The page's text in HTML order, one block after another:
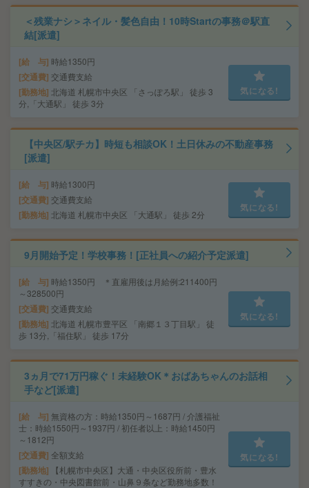
＜残業ナシ＞ネイル・髪色自由！10時Startの事務＠駅直
結[派遣]
給 与 時給1350円
交通費 交通費支給
勤務地 北海道 札幌市中央区 「さっぽろ駅」 徒歩 3
分,「大通駅」 徒歩 3分
気になる!
【中央区/駅チカ】時短も相談OK！土日休みの不動産事務
[派遣]
給 与 時給1300円
交通費 交通費支給
勤務地 北海道 札幌市中央区 「大通駅」 徒歩 2分
気になる!
9月開始予定！学校事務！[正社員への紹介予定派遣]
給 与 時給1350円 ＊直雇用後は月給例:211400円
～328500円
交通費 交通費支給
勤務地 北海道 札幌市豊平区 「南郷１３丁目駅」 徒
歩 13分,「福住駅」 徒歩 17分
気になる!
3ヵ月で71万円稼ぐ！未経験OK＊おばあちゃんのお話相
手など[派遣]
給 与 無資格の方：時給1350円～1687円 / 介護福祉
士：時給1550円～1937円 / 初任者以上：時給1450円
～1812円
交通費 全額支給
勤務地
【札幌市中央区】大通・中央区役所前・豊水
すすきの・中央図書館前・山鼻９条など勤務地多数！
気になる!